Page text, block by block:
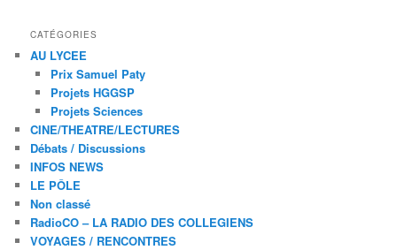
CATÉGORIES
AU LYCEE
Prix Samuel Paty
Projets HGGSP
Projets Sciences
CINE/THEATRE/LECTURES
Débats / Discussions
INFOS NEWS
LE PÔLE
Non classé
RadioCO – LA RADIO DES COLLEGIENS
VOYAGES / RENCONTRES